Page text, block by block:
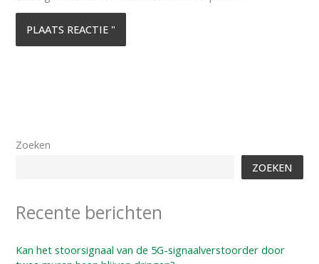
Zoeken
ZOEKEN
Recente berichten
Kan het stoorsignaal van de 5G-signaalverstoorder door